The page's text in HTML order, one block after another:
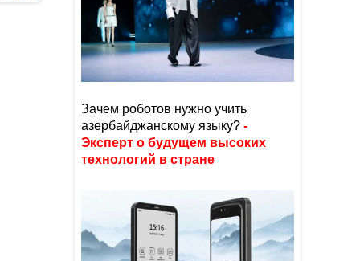
Зачем роботов нужно учить
азербайджанскому языку? -
Эксперт о будущем высоких
технологий в стране